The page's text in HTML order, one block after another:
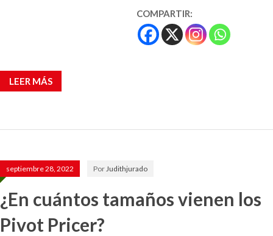
COMPARTIR:
LEER MÁS
septiembre 28, 2022 Por Judithjurado
¿En cuántos tamaños vienen los
Pivot Pricer?